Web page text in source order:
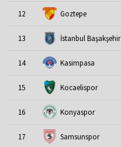
12 Goztepe
13 İstanbul Başakşehir
14 Kasimpasa
15 Kocaelispor
16 Konyaspor
17 Samsunspor